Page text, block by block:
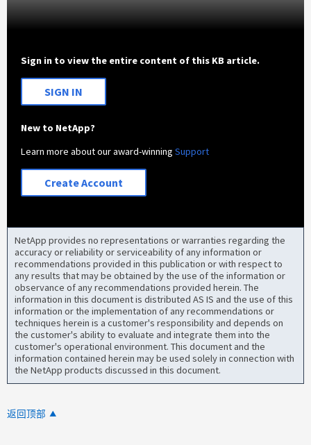
Sign in to view the entire content of this KB article.
SIGN IN
New to NetApp?
Learn more about our award-winningSupport
Create Account
NetApp provides no representations or warranties regarding the
accuracy or reliability or serviceability of any information or
recommendations provided in this publication or with respect to
any results that may be obtained by the use of the information or
observance of any recommendations provided herein. The
information in this document is distributed AS IS and the use of this
information or the implementation of any recommendations or
techniques herein is a customer's responsibility and depends on
the customer's ability to evaluate and integrate them into the
customer's operational environment. This document and the
information contained herein may be used solely in connection with
the NetApp products discussed in this document.
返回顶部